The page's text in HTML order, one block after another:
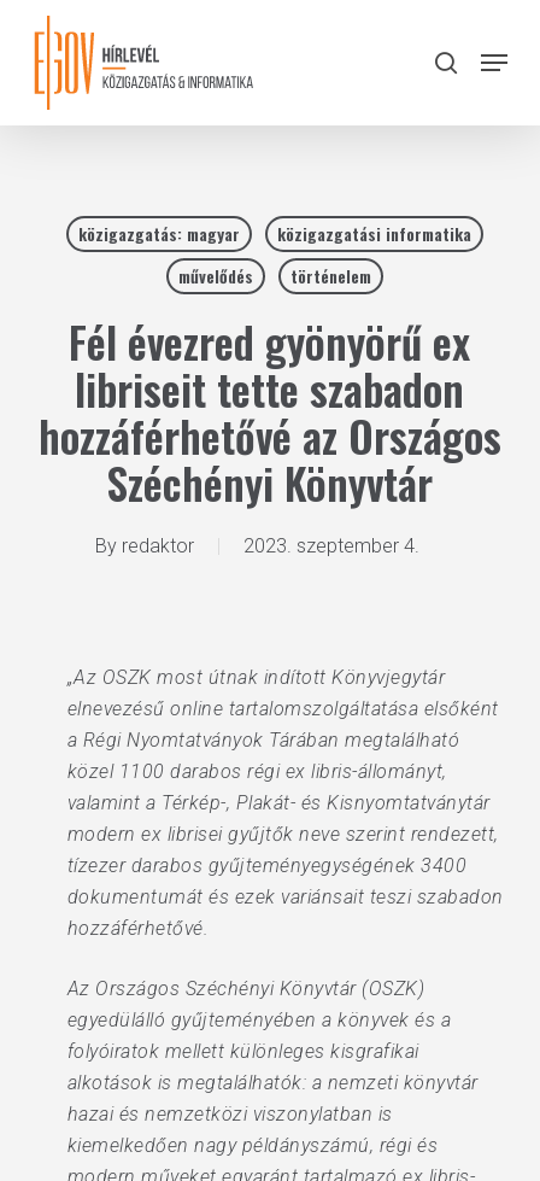
content
search
Menu
közigazgatás: magyar
közigazgatási informatika
művelődés
történelem
Fél évezred gyönyörű ex
libriseit tette szabadon
hozzáférhetővé az Országos
Széchényi Könyvtár
By redaktor 2023. szeptember 4.
„Az OSZK most útnak indított Könyvjegytár
elnevezésű online tartalomszolgáltatása elsőként
a Régi Nyomtatványok Tárában megtalálható
közel 1100 darabos régi ex libris-állományt,
valamint a Térkép-, Plakát- és Kisnyomtatványtár
modern ex librisei gyűjtők neve szerint rendezett,
tízezer darabos gyűjteményegységének 3400
dokumentumát és ezek variánsait teszi szabadon
hozzáférhetővé.
Az Országos Széchényi Könyvtár (OSZK)
egyedülálló gyűjteményében a könyvek és a
folyóiratok mellett különleges kisgrafikai
alkotások is megtalálhatók: a nemzeti könyvtár
hazai és nemzetközi viszonylatban is
kiemelkedően nagy példányszámú, régi és
Close